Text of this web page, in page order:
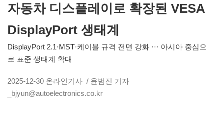
자동차 디스플레이로 확장된 VESA
DisplayPort 생태계
DisplayPort 2.1·MST·케이블 규격 전면 강화 ··· 아시아 중심으
로 표준 생태계 확대
2025-12-30 온라인기사 / 윤범진 기자
_bjyun@autoelectronics.co.kr